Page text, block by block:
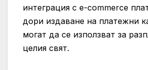
интеграция с e-commerce
дори издаване на платежни
могат да се използват за
целия свят.